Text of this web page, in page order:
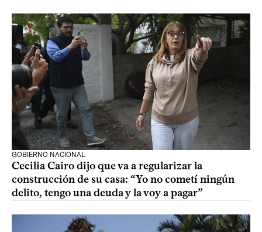
GOBIERNO NACIONAL
Cecilia Cairo dijo que va a regularizar la
construcción de su casa: “Yo no cometí ningún
delito, tengo una deuda y la voy a pagar”